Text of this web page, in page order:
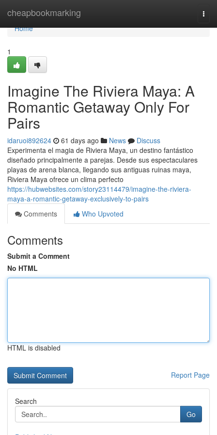
cheapbookmarking
Home
Home
1
Imagine The Riviera Maya: A
Romantic Getaway Only For
Pairs
idaruoi892624 61 days ago News
Discuss
Experimenta el magia de Riviera Maya, un destino fantástico
diseñado principalmente a parejas. Desde sus espectaculares
playas de arena blanca, llegando sus antiguas ruinas maya,
Riviera Maya ofrece un clima perfecto
https://hubwebsites.com/story23114479/imagine-the-riviera-
maya-a-romantic-getaway-exclusively-to-pairs
Comments
Who Upvoted
Comments
Submit a Comment
No HTML
HTML is disabled
Report Page
Search
Go